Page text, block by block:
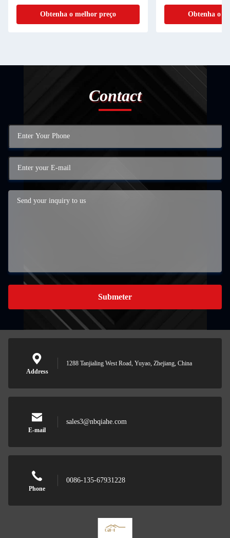
Obtenha o melhor preço
Obtenha o
Contact
Submeter
Address
1288 Tanjialing West Road, Yuyao, Zhejiang, China
E-mail
sales3@nbqiahe.com
Phone
0086-135-67931228